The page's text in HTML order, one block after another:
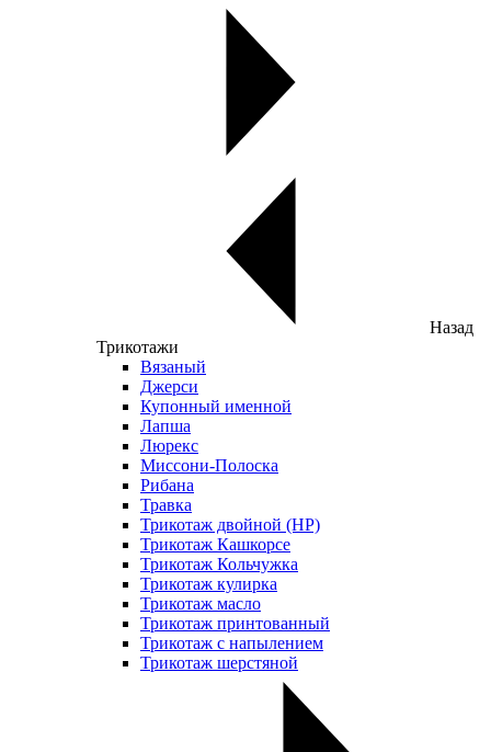
Назад
Трикотажи
Вязаный
Джерси
Купонный именной
Лапша
Люрекс
Миссони-Полоска
Рибана
Травка
Трикотаж двойной (НР)
Трикотаж Кашкорсе
Трикотаж Кольчужка
Трикотаж кулирка
Трикотаж масло
Трикотаж принтованный
Трикотаж с напылением
Трикотаж шерстяной